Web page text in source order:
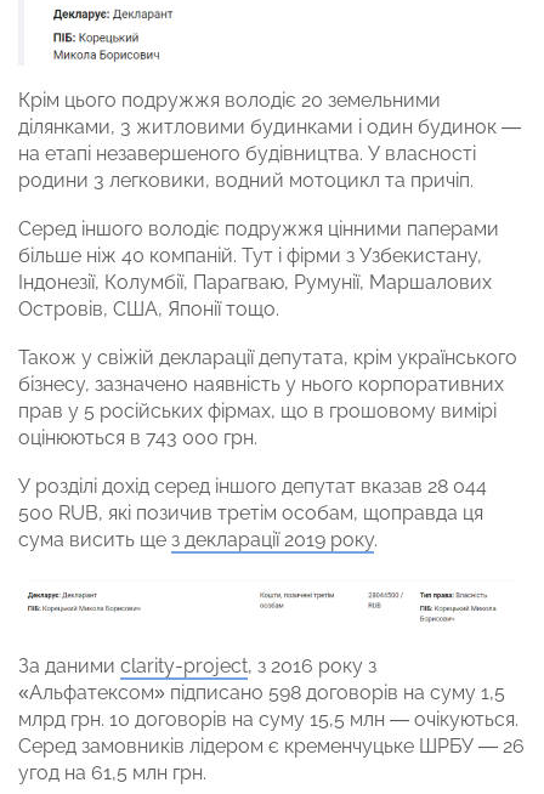
Крім цього подружжя володіє 20 земельними
ділянками, 3 житловими будинками і один будинок —
на етапі незавершеного будівництва. У власності
родини 3 легковики, водний мотоцикл та причіп.
Серед іншого володіє подружжя цінними паперами
більше ніж 40 компаній. Тут і фірми з Узбекистану,
Індонезії, Колумбії, Парагваю, Румунії, Маршалових
Островів, США, Японії тощо.
Також у свіжій декларації депутата, крім українського
бізнесу, зазначено наявність у нього корпоративних
прав у 5 російських фірмах, що в грошовому вимірі
оцінюються в 743 000 грн.
У розділі дохід серед іншого депутат вказав 28 044
500 RUB, які позичив третім особам, щоправда ця
сума висить ще з декларації 2019 року.
За даними clarity-project, з 2016 року з
«Альфатексом» підписано 598 договорів на суму 1,5
млрд грн. 10 договорів на суму 15,5 млн — очікуються.
Серед замовників лідером є кременчуцьке ШРБУ — 26
угод на 61,5 млн грн.